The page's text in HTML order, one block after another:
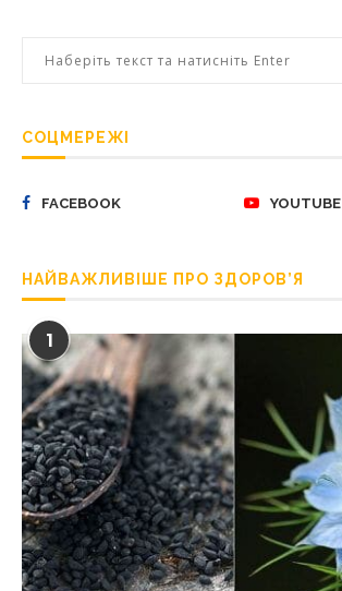
СОЦМЕРЕЖІ
FACEBOOK YOUTUBE
НАЙВАЖЛИВІШЕ ПРО ЗДОРОВ’Я
1